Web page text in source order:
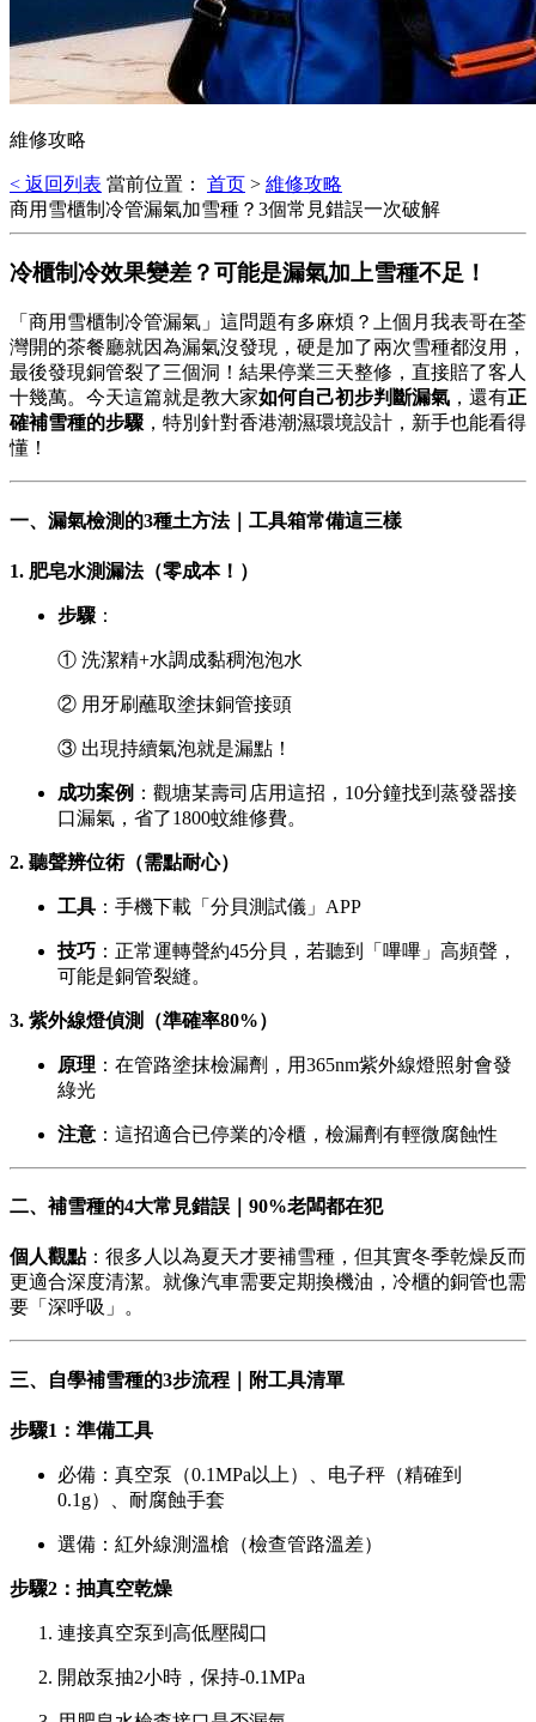
維修攻略
< 返回列表 當前位置： 首页 > 維修攻略
商用雪櫃制冷管漏氣加雪種？3個常見錯誤一次破解
冷櫃制冷效果變差？可能是漏氣加上雪種不足！
「商用雪櫃制冷管漏氣」這問題有多麻煩？上個月我表哥在荃
灣開的茶餐廳就因為漏氣沒發現，硬是加了兩次雪種都沒用，
最後發現銅管裂了三個洞！結果停業三天整修，直接賠了客人
十幾萬。今天這篇就是教大家如何自己初步判斷漏氣 ，還有正
確補雪種的步驟 ，特別針對香港潮濕環境設計，新手也能看得
懂！
一、漏氣檢測的3種土方法｜工具箱常備這三樣
1. 肥皂水測漏法（零成本！）
步驟 ：
① 洗潔精+水調成黏稠泡泡水
② 用牙刷蘸取塗抹銅管接頭
③ 出現持續氣泡就是漏點！
成功案例 ：觀塘某壽司店用這招，10分鐘找到蒸發器接
口漏氣，省了1800蚊維修費。
2. 聽聲辨位術（需點耐心）
工具 ：手機下載「分貝測試儀」APP
技巧 ：正常運轉聲約45分貝，若聽到「嗶嗶」高頻聲，
可能是銅管裂縫。
3. 紫外線燈偵測（準確率80%）
原理 ：在管路塗抹檢漏劑，用365nm紫外線燈照射會發
綠光
注意 ：這招適合已停業的冷櫃，檢漏劑有輕微腐蝕性
二、補雪種的4大常見錯誤｜90%老闆都在犯
個人觀點：很多人以為夏天才要補雪種，但其實冬季乾燥反而
更適合深度清潔。就像汽車需要定期換機油，冷櫃的銅管也需
要「深呼吸」。
三、自學補雪種的3步流程｜附工具清單
步驟1：準備工具
必備：真空泵（0.1MPa以上）、电子秤（精確到
0.1g）、耐腐蝕手套
選備：紅外線測溫槍（檢查管路溫差）
步驟2：抽真空乾燥
連接真空泵到高低壓閥口
開啟泵抽2小時，保持-0.1MPa